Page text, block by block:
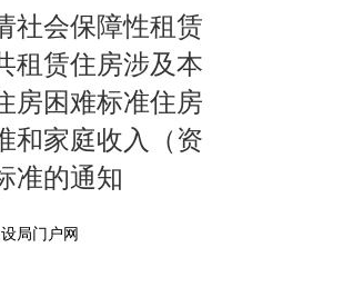
社会保障性租赁
租赁住房涉及本
房困难标准住房
和家庭收入（资
准的通知
局门户网